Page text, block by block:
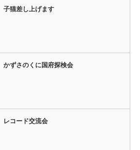
子猫差し上げます
かずさのくに国府探検会
レコード交流会